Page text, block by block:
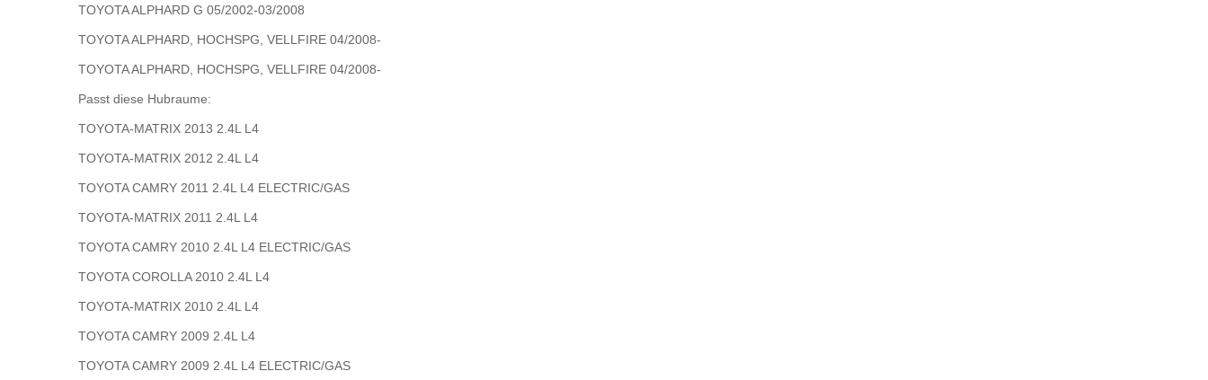
TOYOTA ALPHARD G 05/2002-03/2008
TOYOTA ALPHARD, HOCHSPG, VELLFIRE 04/2008-
TOYOTA ALPHARD, HOCHSPG, VELLFIRE 04/2008-
Passt diese Hubraume:
TOYOTA-MATRIX 2013 2.4L L4
TOYOTA-MATRIX 2012 2.4L L4
TOYOTA CAMRY 2011 2.4L L4 ELECTRIC/GAS
TOYOTA-MATRIX 2011 2.4L L4
TOYOTA CAMRY 2010 2.4L L4 ELECTRIC/GAS
TOYOTA COROLLA 2010 2.4L L4
TOYOTA-MATRIX 2010 2.4L L4
TOYOTA CAMRY 2009 2.4L L4
TOYOTA CAMRY 2009 2.4L L4 ELECTRIC/GAS